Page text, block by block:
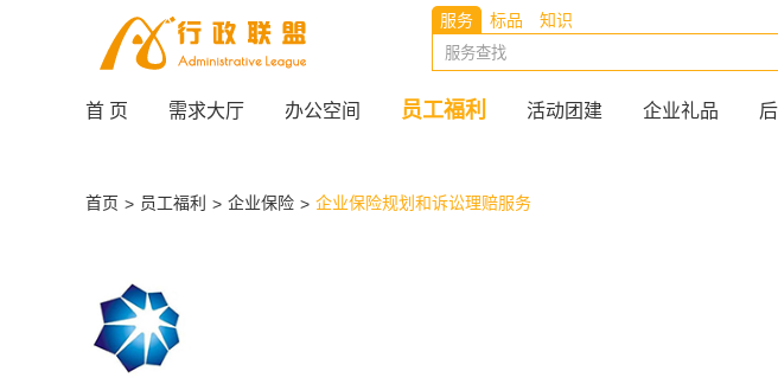
服务 标品
知识
首 页 需求大厅 办公空间 员工福利 活动团建 企业礼品
首页 > 员工福利 > 企业保险 > 企业保险规划和诉讼理赔服务